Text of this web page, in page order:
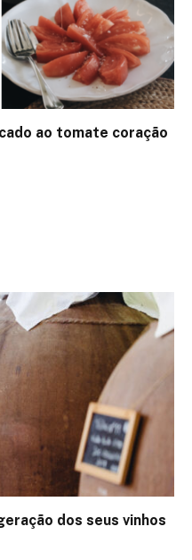
ao tomate coração
dos seus vinhos